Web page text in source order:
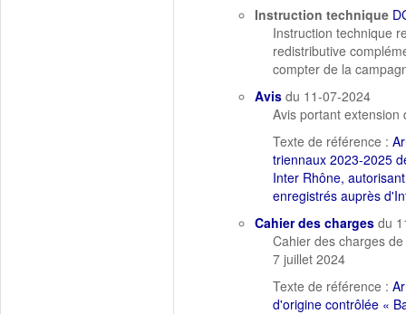
Instruction technique
Instruction technique
redistributive
compter de la
Avis du 11-07-2024
Avis portant
Texte de référence :
triennaux 2023-2025
Inter Rhône,
enregistrés auprès
Cahier des charges du
Cahier des charges
7 juillet 2024
Texte de référence :
d'origine contrôlée «